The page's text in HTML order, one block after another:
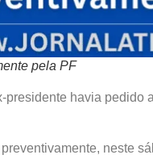
pela PF
presidente havia
neste